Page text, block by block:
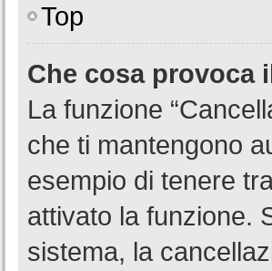
Top
Che cosa provoca
La funzione
che ti mantengono
esempio di tenere
attivato la funzione.
sistema, la